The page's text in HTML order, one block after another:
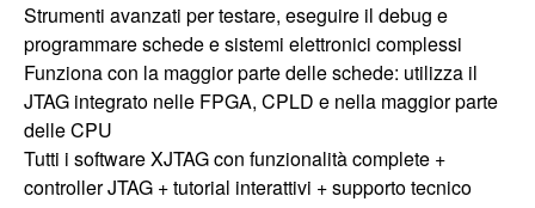
Strumenti avanzati per testare, eseguire il debug e
programmare schede e sistemi elettronici complessi
Funziona con la maggior parte delle schede: utilizza il
JTAG integrato nelle FPGA, CPLD e nella maggior parte
delle CPU
Tutti i software XJTAG con funzionalità complete +
controller JTAG + tutorial interattivi + supporto tecnico